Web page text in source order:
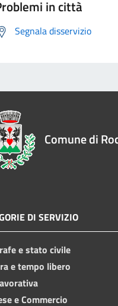
in città
Segnala disservizio
Comune di
DI SERVIZIO
e stato civile
e tempo libero
e Commercio